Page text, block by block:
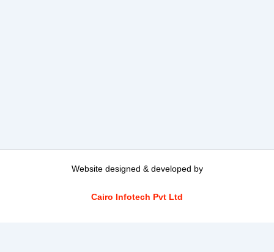
Website designed & developed by
Cairo Infotech Pvt Ltd